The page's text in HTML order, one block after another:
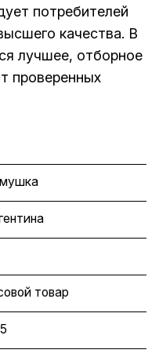
потребителей
качества. В
лучшее, отборное
проверенных
товар